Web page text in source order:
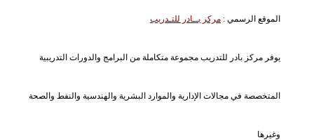
الموقع الرسمي : مركز بــادر للتـدريب
يوفر مركز بادر للتدريب مجموعة متكاملة من البرامج والدورات التدريبية
المتخصصة في مجالات الإدارية والموارد البشرية والهندسية والنفط والصحة
وغيرها